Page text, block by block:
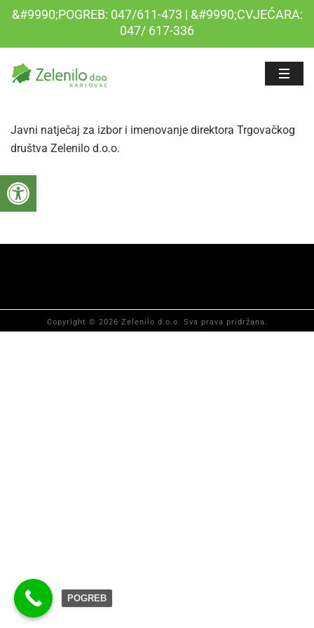
Open toolbar
&#9990;POGREB: 047/611-473 | &#9990;CVJEĆARA:
047/ 617-336
Javni natječaj za izbor i imenovanje direktora Trgovačkog
društva Zelenilo d.o.o.
Copyright © 2026 Zelenilo d.o.o. Sva prava pridržana.
POGREB